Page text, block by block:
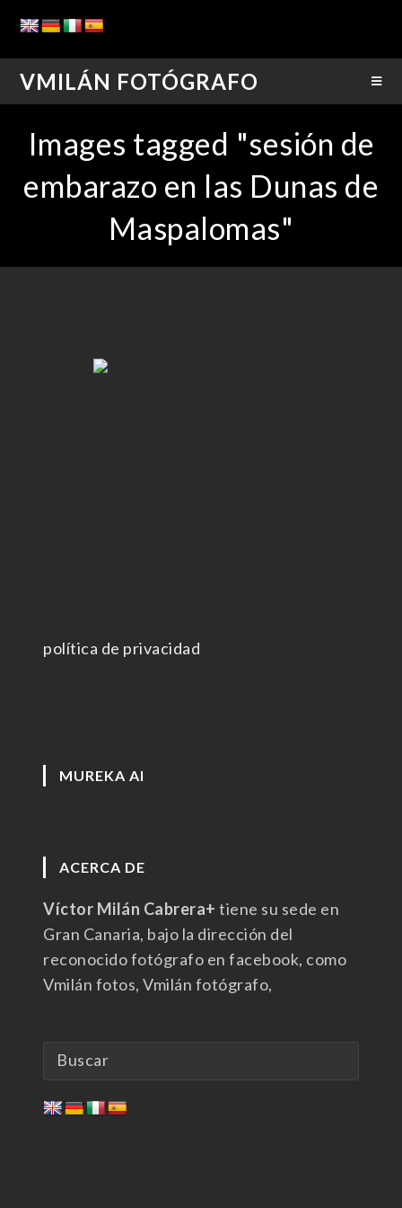
VMILÁN FOTÓGRAFO
Images tagged "sesión de
embarazo en las Dunas de
Maspalomas"
política de privacidad
MUREKA AI
ACERCA DE
Víctor Milán Cabrera+ tiene su sede en
Gran Canaria, bajo la dirección del
reconocido fotógrafo en facebook, como
Vmilán fotos, Vmilán fotógrafo,